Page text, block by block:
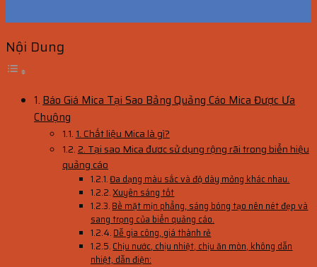
Nội Dung
Báo Giá Mica Tại Sao Bảng Quảng Cáo Mica Được Ưa
Chuộng
1. Chất liệu Mica là gì?
2. Tại sao Mica đươc sử dụng rộng rãi trong biển hiệu
quảng cáo
Đa dạng màu sắc và độ dày mỏng khác nhau.
Xuyên sáng tốt
Bề mặt mịn phẳng, sáng bóng tạo nên nét đẹp và
sang trọng của biển quảng cáo.
Dễ gia công, giá thành rẻ
Chịu nước, chịu nhiệt, chịu ăn mòn, không dẫn
nhiệt, dẫn điện: